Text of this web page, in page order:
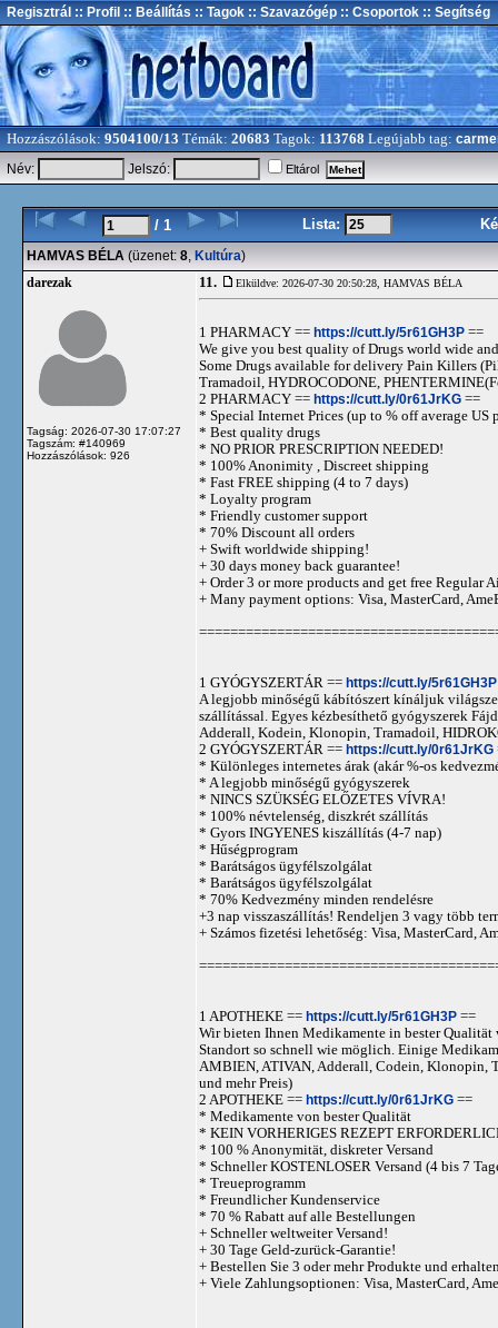
Regisztrál :: Profil :: Beállítás :: Tagok :: Szavazógép :: Csoportok :: Segítség
Hozzászólások: 9504100/13 Témák: 20683 Tagok: 113768 Legújabb tag:
Név:
Jelszó: Eltárol
/ 1 Lista:
HAMVAS BÉLA (üzenet: 8, Kultúra)
darezak
Tagság: 2026-07-30 17:07:27
Tagszám: #140969
Hozzászólások: 926
11. Elküldve: 2026-07-30 20:50:28, HAMVAS BÉLA
1 PHARMACY == https://cutt.ly/5r61GH3P ==
We give you best quality of Drugs world wide
Some Drugs available for delivery Pain Killers
Tramadoil, HYDROCODONE,
2 PHARMACY == https://cutt.ly/0r61JrKG ==
* Special Internet Prices (up to % off average US
* Best quality drugs
* NO PRIOR PRESCRIPTION NEEDED!
* 100% Anonimity , Discreet shipping
* Fast FREE shipping (4 to 7 days)
* Loyalty program
* Friendly customer support
* 70% Discount all orders
+ Swift worldwide shipping!
+ 30 days money back guarantee!
+ Order 3 or more products and get free Regular
+ Many payment options: Visa, MasterCard,
1 GYÓGYSZERTÁR == https://cutt.ly/5r61GH3P
A legjobb minőségű kábítószert kínáljuk
szállítással. Egyes kézbesíthető gyógyszerek
Adderall, Kodein, Klonopin, Tramadoil,
2 GYÓGYSZERTÁR == https://cutt.ly/0r61JrKG
* Különleges internetes árak (akár %-os
* A legjobb minőségű gyógyszerek
* NINCS SZÜKSÉG ELŐZETES VÍVRA!
* 100% névtelenség, diszkrét szállítás
* Gyors INGYENES kiszállítás (4-7 nap)
* Hűségprogram
* Barátságos ügyfélszolgálat
* Barátságos ügyfélszolgálat
* 70% Kedvezmény minden rendelésre
+3 nap visszaszállítás! Rendeljen 3 vagy több
+ Számos fizetési lehetőség: Visa, MasterCard,
1 APOTHEKE == https://cutt.ly/5r61GH3P ==
Wir bieten Ihnen Medikamente in bester
Standort so schnell wie möglich. Einige
AMBIEN, ATIVAN, Adderall, Codein, Klonopin,
und mehr Preis)
2 APOTHEKE == https://cutt.ly/0r61JrKG ==
* Medikamente von bester Qualität
* KEIN VORHERIGES REZEPT
* 100 % Anonymität, diskreter Versand
* Schneller KOSTENLOSER Versand (4 bis 7
* Treueprogramm
* Freundlicher Kundenservice
* 70 % Rabatt auf alle Bestellungen
+ Schneller weltweiter Versand!
+ 30 Tage Geld-zurück-Garantie!
+ Bestellen Sie 3 oder mehr Produkte und
+ Viele Zahlungsoptionen: Visa, MasterCard,